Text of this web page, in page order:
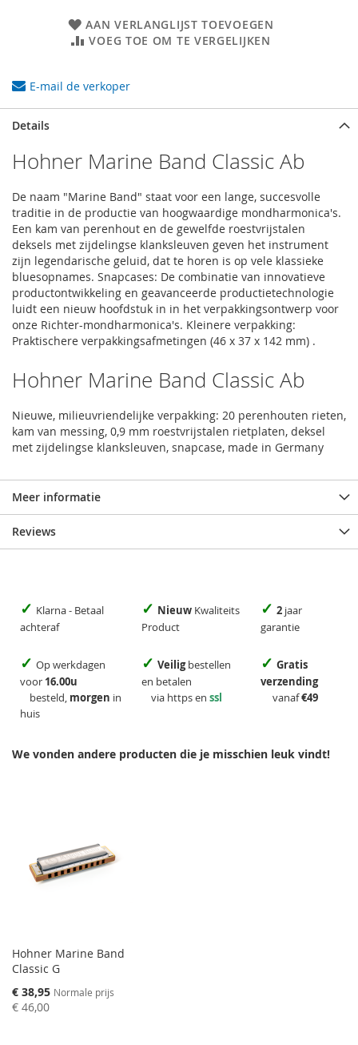
AAN VERLANGLIJST TOEVOEGEN
VOEG TOE OM TE VERGELIJKEN
E-mail de verkoper
Details
Hohner Marine Band Classic Ab
De naam "Marine Band" staat voor een lange, succesvolle
traditie in de productie van hoogwaardige mondharmonica's.
Een kam van perenhout en de gewelfde roestvrijstalen
deksels met zijdelingse klanksleuven geven het instrument
zijn legendarische geluid, dat te horen is op vele klassieke
bluesopnames. Snapcases: De combinatie van innovatieve
productontwikkeling en geavanceerde productietechnologie
luidt een nieuw hoofdstuk in in het verpakkingsontwerp voor
onze Richter-mondharmonica's. Kleinere verpakking:
Praktischere verpakkingsafmetingen (46 x 37 x 142 mm) .
Hohner Marine Band Classic Ab
Nieuwe, milieuvriendelijke verpakking: 20 perenhouten rieten,
kam van messing, 0,9 mm roestvrijstalen rietplaten, deksel
met zijdelingse klanksleuven, snapcase, made in Germany
Meer informatie
Reviews
✓ Klarna - Betaal
achteraf
✓ Nieuw Kwaliteits
Product
✓ 2 jaar
garantie
✓ Op werkdagen
voor 16.00u
besteld, morgen in
huis
✓ Veiligbestellen
en betalen
via https en ssl
✓ Gratis
verzending
vanaf€49
We vonden andere producten die je misschien leuk vindt!
Hohner Marine Band
Classic G
Speciale
prijs
€ 38,95 Normale prijs
€ 46,00